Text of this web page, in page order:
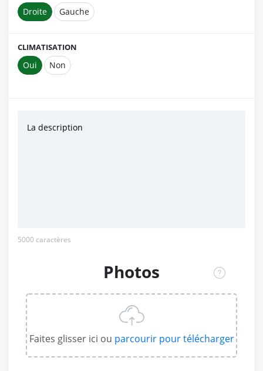
Droite Gauche
CLIMATISATION
Oui Non
La description
5000 caractères
Photos
Faites glisser ici ou parcourir pour télécharger